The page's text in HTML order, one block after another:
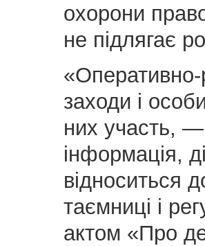
охорони
не підлягає
«Оперативно-
заходи і
них участь,
інформація,
відноситься
таємниці і
актом «Про